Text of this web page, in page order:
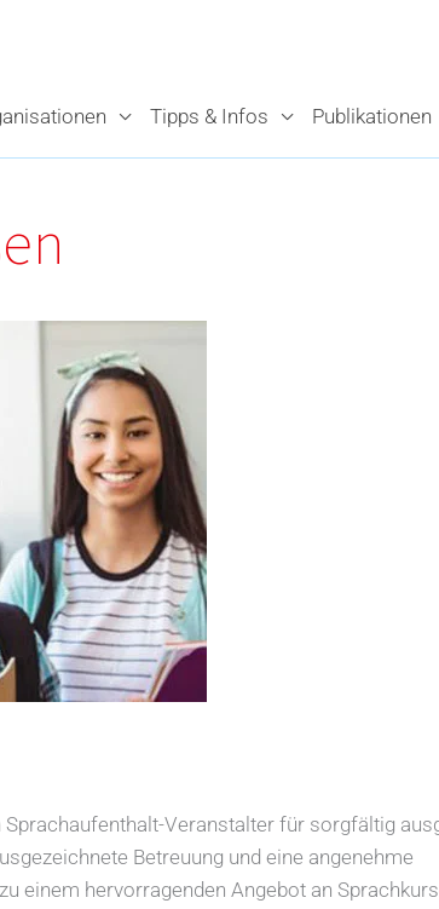
Tipps & Infos Publikationen
Veranstalter für sorgfältig
Betreuung und eine angenehme
einem hervorragenden Angebot an